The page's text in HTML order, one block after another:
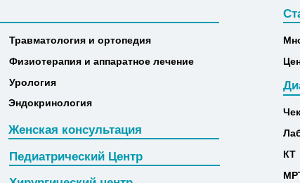
Травматология и ортопедия
Урология
Эндокринология
КТ
Физиотерапия и аппаратное лечение
Педиатрический Центр
Женская консультация
Педиатрический Центр
Женская консультация